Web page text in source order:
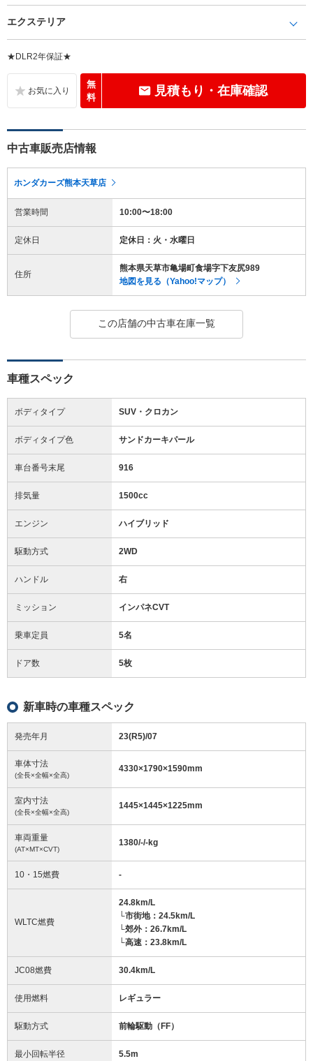
エクステリア
★DLR2年保証★
無
料
見積もり・在庫確認
中古車販売店情報
ホンダカーズ熊本天草店
営業時間 10:00〜18:00
定休日 定休日：火・水曜日
住所
熊本県天草市亀場町食場字下友尻989
地図を見る（Yahoo!マップ）
この店舗の中古車在庫一覧
車種スペック
ボディタイプ SUV・クロカン
ボディタイプ色 サンドカーキパール
車台番号末尾 916
排気量 1500cc
エンジン ハイブリッド
駆動方式 2WD
ハンドル 右
ミッション インパネCVT
乗車定員 5名
ドア数 5枚
新車時の車種スペック
発売年月 23(R5)/07
車体寸法
(全長×全幅×全高)
4330×1790×1590mm
室内寸法
(全長×全幅×全高)
1445×1445×1225mm
車両重量
(AT×MT×CVT)
1380/-/-kg
10・15燃費 -
WLTC燃費
24.8km/L
└市街地：24.5km/L
└郊外：26.7km/L
└高速：23.8km/L
JC08燃費 30.4km/L
使用燃料 レギュラー
駆動方式 前輪駆動（FF）
最小回転半径 5.5m